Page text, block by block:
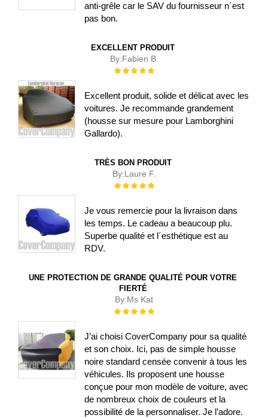
anti-grêle car le SAV du fournisseur n´est
pas bon.
EXCELLENT PRODUIT
By:Fabien B.
Évaluation :
Excellent produit, solide et délicat avec les
voitures. Je recommande grandement
(housse sur mesure pour Lamborghini
Gallardo).
TRÈS BON PRODUIT
By:Laure F.
Évaluation :
Je vous remercie pour la livraison dans
les temps. Le cadeau a beaucoup plu.
Superbe qualité et l´esthétique est au
RDV.
UNE PROTECTION DE GRANDE QUALITÉ POUR VOTRE
FIERTÉ
By:Ms Kat
Évaluation :
J’ai choisi CoverCompany pour sa qualité
et son choix. Ici, pas de simple housse
noire standard censée convenir à tous les
véhicules. Ils proposent une housse
conçue pour mon modèle de voiture, avec
de nombreux choix de couleurs et la
possibilité de la personnaliser. Je l’adore.